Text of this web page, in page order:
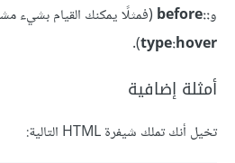
و::before (فمثلًا يمكنك القيام بشيء
type:hover
).
أمثلة إضافية
تخيل أنك تملك شيفرة HTML التالية: